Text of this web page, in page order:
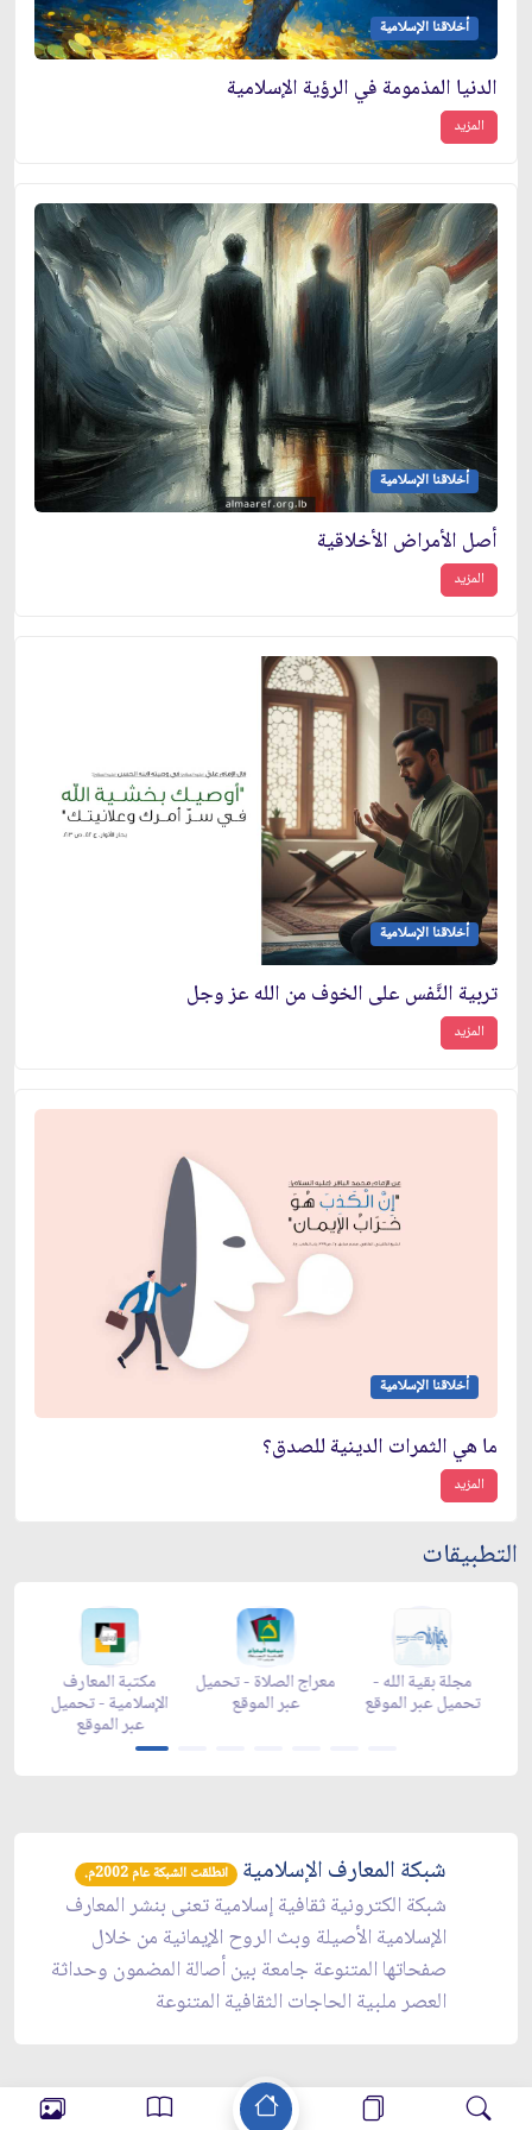
أخلاقنا الإسلامية
الدنيا المذمومة في الرؤية الإسلامية
المزيد
أخلاقنا الإسلامية
أصل الأمراض الأخلاقية
المزيد
أخلاقنا الإسلامية
تربية النَّفس على الخوف من الله عز وجل
المزيد
أخلاقنا الإسلامية
ما هي الثمرات الدينية للصدق؟
المزيد
التطبيقات
مجلة بقية الله -
تحميل عبر الموقع
زاد شهر رمضان -
تحميل عبر الموقع
زاد شهر رمضان -
appstore
شبكة المعارف الإسلامية انطلقت الشبكة عام 2002م.
شبكة الكترونية ثقافية إسلامية تعنى بنشر المعارف
الإسلامية الأصيلة وبث الروح الإيمانية من خلال
صفحاتها المتنوعة جامعة بين أصالة المضمون وحداثة
العصر ملبية الحاجات الثقافية المتنوعة